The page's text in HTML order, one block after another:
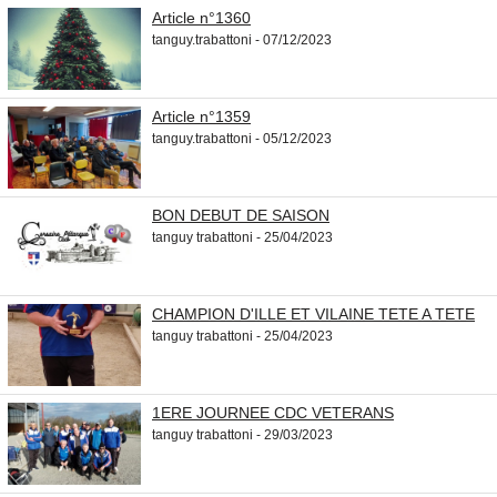
Article n°1360
tanguy.trabattoni - 07/12/2023
Article n°1359
tanguy.trabattoni - 05/12/2023
BON DEBUT DE SAISON
tanguy trabattoni - 25/04/2023
CHAMPION D'ILLE ET VILAINE TETE A TETE
tanguy trabattoni - 25/04/2023
1ERE JOURNEE CDC VETERANS
tanguy trabattoni - 29/03/2023